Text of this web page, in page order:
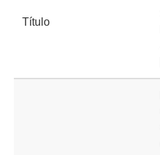
Título